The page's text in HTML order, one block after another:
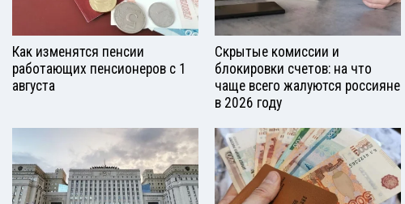
Как изменятся пенсии
работающих пенсионеров с 1
августа
Скрытые комиссии и
блокировки счетов: на что
чаще всего жалуются россияне
в 2026 году